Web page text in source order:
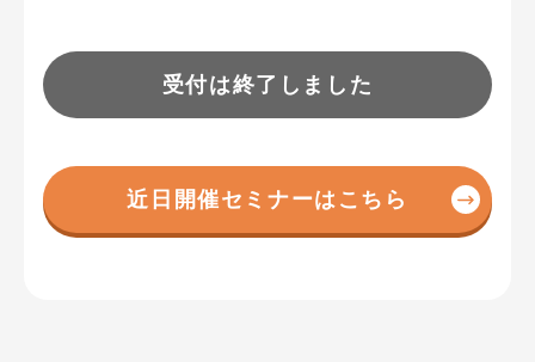
受付は終了しました
近日開催セミナーはこちら